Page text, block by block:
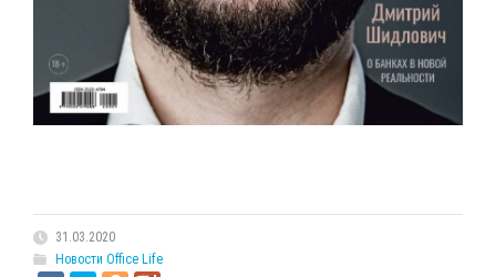
31.03.2020
Новости Office Life